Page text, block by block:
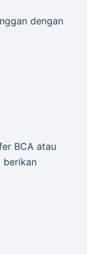
dengan
BCA atau